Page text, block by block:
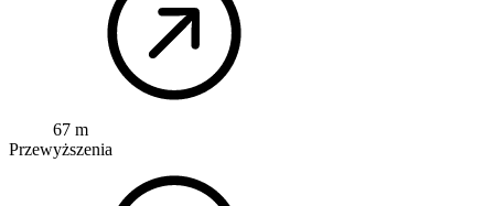
67 m
Przewyższenia